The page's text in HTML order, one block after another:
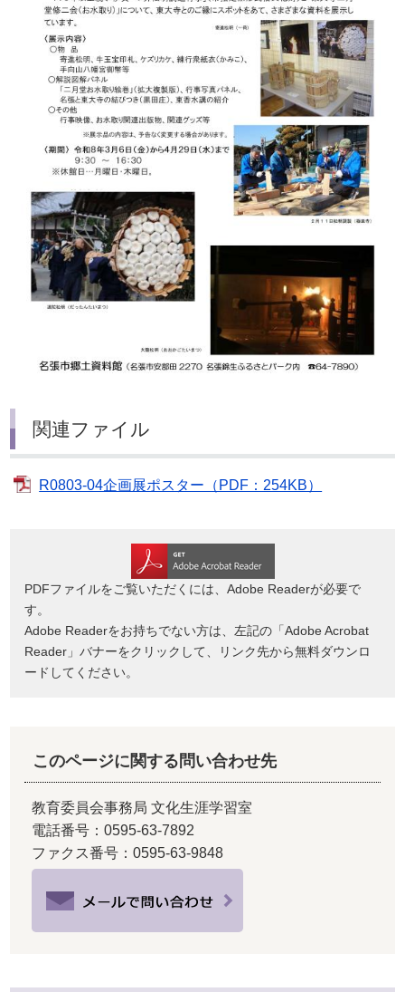
関連ファイル
R0803-04企画展ポスター（PDF：254KB）
PDFファイルをご覧いただくには、Adobe Readerが必要で
す。
Adobe Readerをお持ちでない方は、左記の「Adobe Acrobat
Reader」バナーをクリックして、リンク先から無料ダウンロ
ードしてください。
このページに関する問い合わせ先
教育委員会事務局 文化生涯学習室
電話番号：0595-63-7892
ファクス番号：0595-63-9848